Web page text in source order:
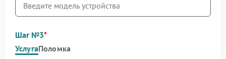
Шаг №3
УслугаПоломка